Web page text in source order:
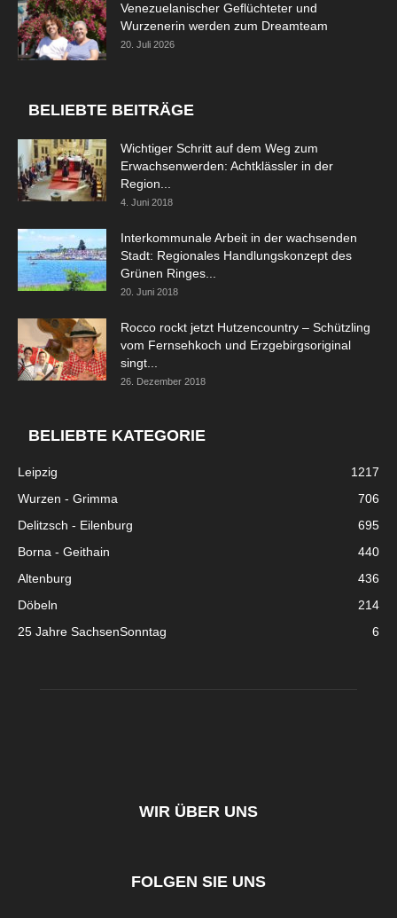
Venezuelanischer Geflüchteter und
Wurzenerin werden zum Dreamteam
20. Juli 2026
BELIEBTE BEITRÄGE
Wichtiger Schritt auf dem Weg zum
Erwachsenwerden: Achtklässler in der
Region...
4. Juni 2018
Interkommunale Arbeit in der wachsenden
Stadt: Regionales Handlungskonzept des
Grünen Ringes...
20. Juni 2018
Rocco rockt jetzt Hutzencountry – Schützling
vom Fernsehkoch und Erzgebirgsoriginal
singt...
26. Dezember 2018
BELIEBTE KATEGORIE
Leipzig
1217
Wurzen - Grimma
706
Delitzsch - Eilenburg
695
Borna - Geithain
440
Altenburg
436
Döbeln
214
25 Jahre SachsenSonntag
6
WIR ÜBER UNS
FOLGEN SIE UNS